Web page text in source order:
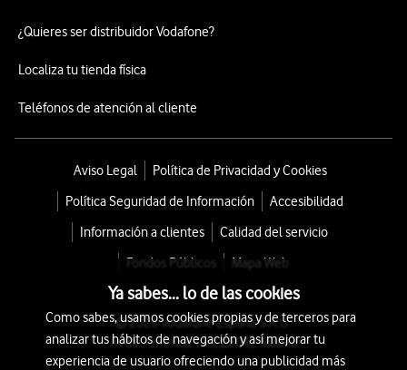
¿Quieres ser distribuidor Vodafone?
Localiza tu tienda física
Teléfonos de atención al cliente
Aviso Legal
Política de Privacidad y Cookies
Política Seguridad de Información
Accesibilidad
Información a clientes
Calidad del servicio
Fondos Públicos
Mapa Web
© 2026 Vodafone España S.A.U.
Avda. América 115, 28042 Madrid
Ya sabes... lo de las cookies
Como sabes, usamos cookies propias y de terceros para
analizar tus hábitos de navegación y así mejorar tu
experiencia de usuario ofreciendo una publicidad más